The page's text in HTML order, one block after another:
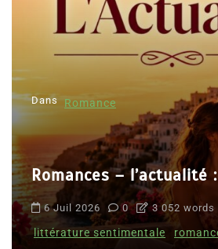
Dans Romance
Romances – l’actualité
6 Juil 2026 0 3 052 words
littérature sentimentale